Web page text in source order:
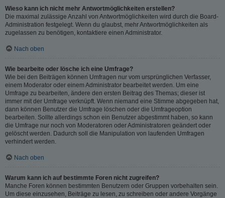
Wieso kann ich nicht mehr Antwortmöglichkeiten erstellen?
Die maximal zulässige Anzahl von Antwortmöglichkeiten wird durch die Board-
Administration festgelegt. Wenn du glaubst, mehr Antwortmöglichkeiten als
zugelassen zu benötigen, kontaktiere einen Administrator.
Nach oben
Wie bearbeite oder lösche ich eine Umfrage?
Wie bei den Beiträgen können Umfragen nur vom ursprünglichen Verfasser,
einem Moderator oder einem Administrator bearbeitet werden. Um eine
Umfrage zu bearbeiten, ändere den ersten Beitrag des Themas; dieser ist
immer mit der Umfrage verknüpft. Wenn niemand eine Stimme abgegeben hat,
dann können Benutzer die Umfrage löschen oder die Umfrageoption
bearbeiten. Sollte allerdings schon ein Benutzer abgestimmt haben, so kann
die Umfrage nur noch von Moderatoren oder Administratoren geändert oder
gelöscht werden. Dadurch soll die Manipulation von laufenden Umfragen
verhindert werden.
Nach oben
Warum kann ich auf bestimmte Foren nicht zugreifen?
Manche Foren können bestimmten Benutzern oder Gruppen vorbehalten sein.
Um diese einzusehen, Beiträge zu lesen, zu schreiben oder andere Vorgänge